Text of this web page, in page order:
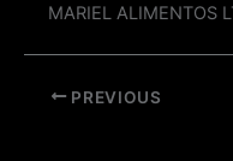
MARIEL ALIMENTOS
Post
PREVIOUS